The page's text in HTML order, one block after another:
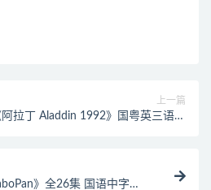
上一篇
拉丁 Aladdin 1992》国粤英三语中
》全26集 国语中字